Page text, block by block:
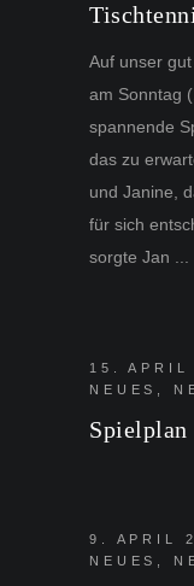
Auf unser
am Sonntag
spannende
das zu
und Janine,
für sich
sorgte Jan
15. APRIL
NEUES
Spielplan
9. APRIL
NEUES